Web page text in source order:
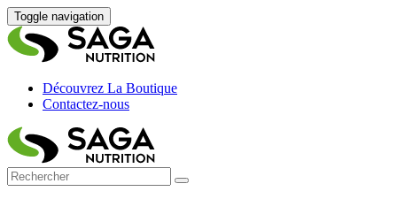
Toggle navigation
Découvrez La Boutique
Contactez-nous